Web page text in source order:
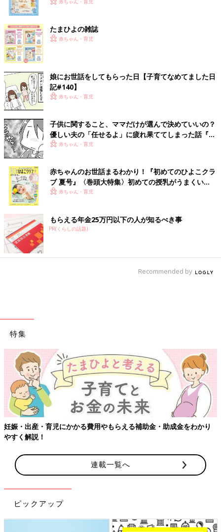
いっぱい！
赤ちゃん・育児
たまひよの雑誌
赤ちゃん・育児
娘にお世話をしてもらった日【子育てなめてました日
記#140】
赤ちゃん・育児
子供に関すること、ママだけが選んで決めていいの？
優しい夫の「任せるよ」に疲れ果ててしまった話『ふ
うふう子育て ＃43』
赤ちゃん・育児
赤ちゃんのお世話まるわかり！『初めてのひよこクラ
ブ 夏号』〈巻頭大特集〉初めての授乳がうまくい
く！ おっぱい・ミルクの基本と夏のトラブル 解決テ
赤ちゃん・育児
もらえる年金25万円以下の人が知るべき事
PR(くらしの話題)
Recommended by
特集
助金・助成金をわかり 【ワクチン接種できるものも】妊婦の感
連載一覧へ
ピックアップ